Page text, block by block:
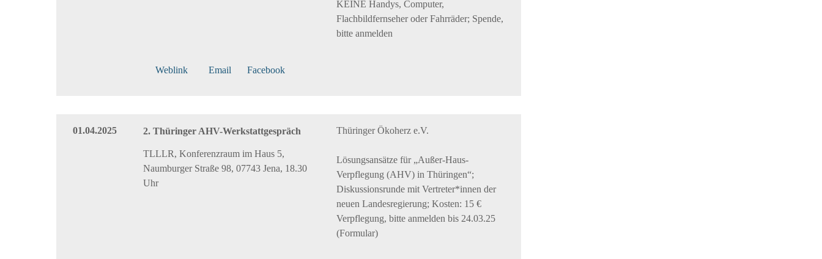
KEINE Handys, Computer,
Flachbildfernseher oder Fahrräder; Spende,
bitte anmelden
Weblink Email Facebook
01.04.2025 2. Thüringer AHV-Werkstattgespräch
TLLLR, Konferenzraum im Haus 5,
Naumburger Straße 98, 07743 Jena, 18.30
Uhr
Thüringer Ökoherz e.V.
Lösungsansätze für „Außer-Haus-
Verpflegung (AHV) in Thüringen“;
Diskussionsrunde mit Vertreter*innen der
neuen Landesregierung; Kosten: 15 €
Verpflegung, bitte anmelden bis 24.03.25
(Formular)